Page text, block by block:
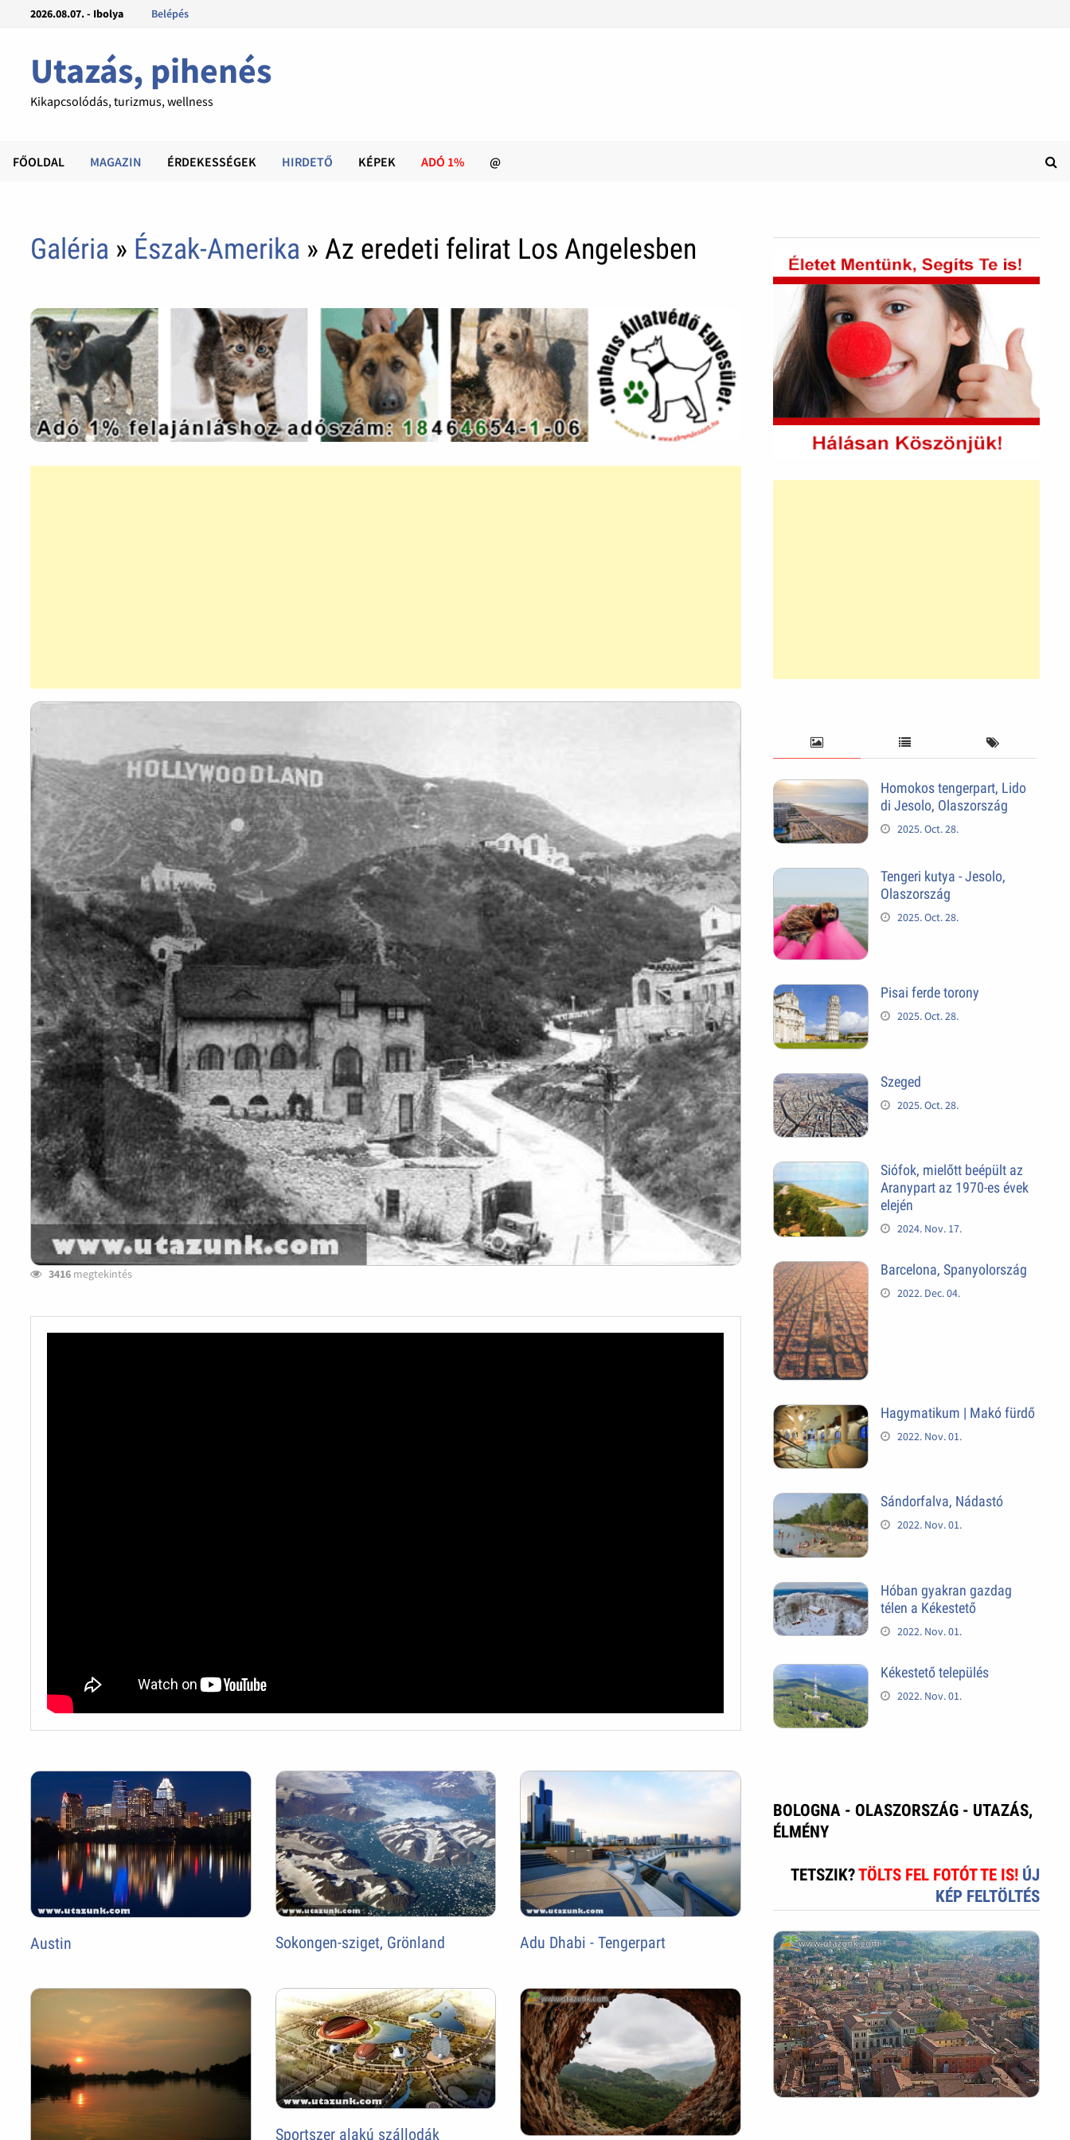
2026.08.07. - Ibolya Belépés
Utazás, pihenés
Kikapcsolódás, turizmus, wellness
FŐOLDAL MAGAZIN ÉRDEKESSÉGEK HIRDETŐ KÉPEK ADÓ 1% @
Galéria » Észak-Amerika » Az eredeti felirat Los Angelesben
3416 megtekintés
Austin Sokongen-sziget, Grönland Adu Dhabi - Tengerpart
Sportszer alakú szállodák
Homokos tengerpart, Lido
di Jesolo, Olaszország
2025. Oct. 28.
Tengeri kutya - Jesolo,
Olaszország
2025. Oct. 28.
Pisai ferde torony
2025. Oct. 28.
Szeged
2025. Oct. 28.
Siófok, mielőtt beépült az
Aranypart az 1970-es évek
elején
2024. Nov. 17.
Barcelona, Spanyolország
2022. Dec. 04.
Hagymatikum | Makó fürdő
2022. Nov. 01.
Sándorfalva, Nádastó
2022. Nov. 01.
Hóban gyakran gazdag
télen a Kékestető
2022. Nov. 01.
Kékestető település
2022. Nov. 01.
BOLOGNA - OLASZORSZÁG - UTAZÁS,
ÉLMÉNY
TETSZIK?TÖLTS FEL FOTÓT TE IS! ÚJ
KÉP FELTÖLTÉS